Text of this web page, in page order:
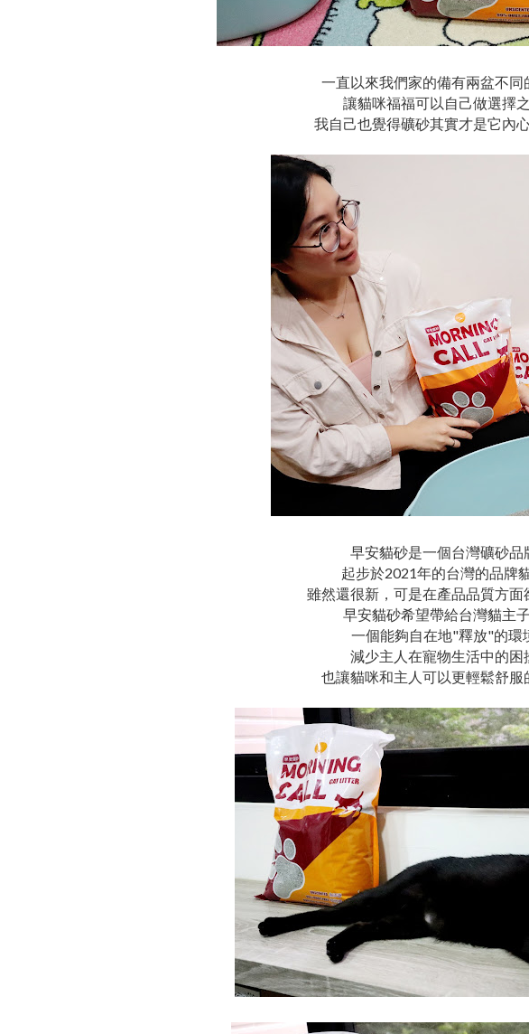
一直以來我們家的備有兩盆不同
讓貓咪福福可以自己做選擇之
我自己也覺得礦砂其實才是它內心
早安貓砂是一個台灣礦砂品
起步於2021年的台灣的品牌
雖然還很新，可是在產品品質方面
早安貓砂希望帶給台灣貓主子
一個能夠自在地"釋放"的環
減少主人在寵物生活中的困
也讓貓咪和主人可以更輕鬆舒服